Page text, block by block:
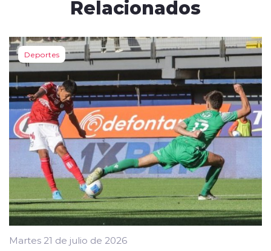
Relacionados
Deportes
Martes 21 de julio de 2026